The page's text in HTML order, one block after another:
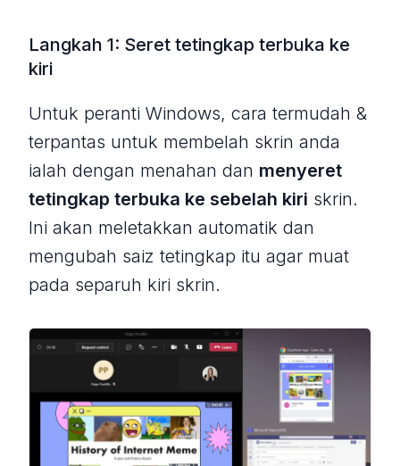
Langkah 1: Seret tetingkap terbuka ke
kiri
Untuk peranti Windows, cara termudah &
terpantas untuk membelah skrin anda
ialah dengan menahan dan menyeret
tetingkap terbuka ke sebelah kiri skrin.
Ini akan meletakkan automatik dan
mengubah saiz tetingkap itu agar muat
pada separuh kiri skrin.